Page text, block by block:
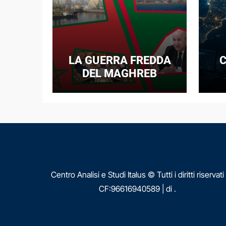
LA GUERRA FREDDA
DEL MAGHREB
Centro Analisi e Studi Italus © Tutti i diritti riservati
CF:96616940589 di .